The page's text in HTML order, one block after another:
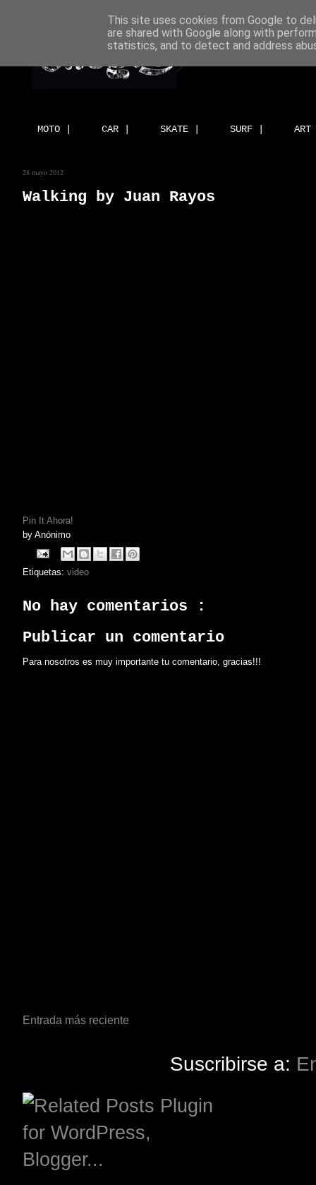
MOTO | CAR | SKATE | SURF |
28 mayo 2012
Walking by Juan Rayos
Pin It Ahora!
by Anónimo
Etiquetas: video
No hay comentarios :
Publicar un comentario
Para nosotros es muy importante tu comentario, gracias!!!
Entrada más reciente
Suscribirse a:
This site uses cookies from Google to
are shared with Google along with
statistics, and to detect and address